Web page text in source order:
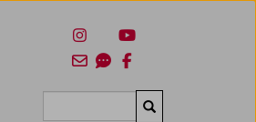
Suchen